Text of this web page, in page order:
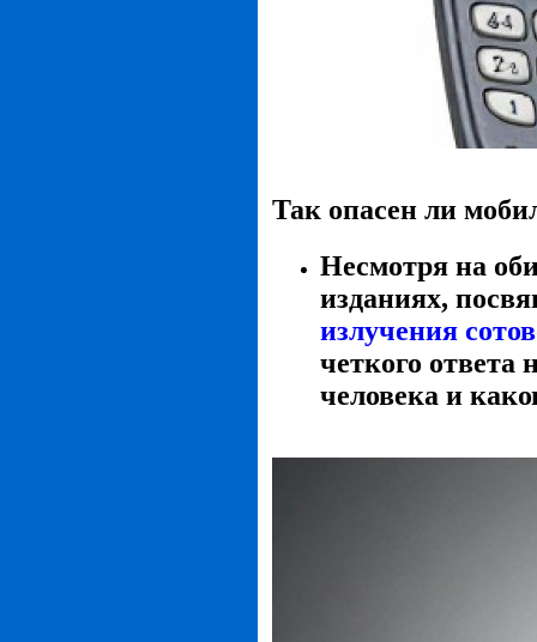
Так опасен ли
Несмотря на
изданиях,
излучения
четкого ответа
человека и